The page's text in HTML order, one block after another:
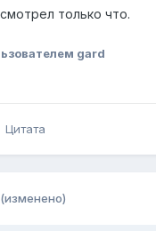
только что.
gard
Цитата
(изменено)